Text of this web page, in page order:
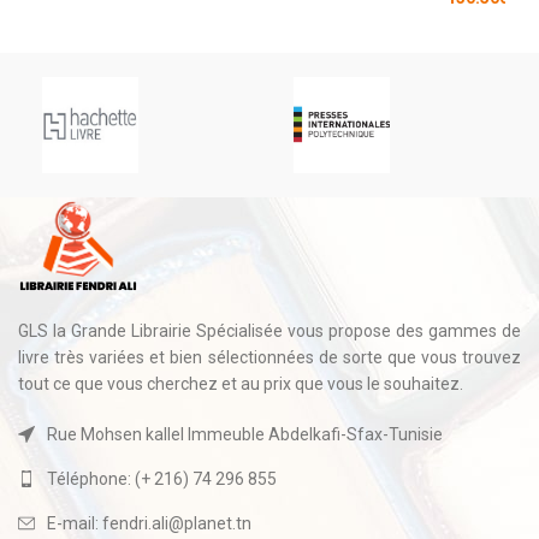
GLS la Grande Librairie Spécialisée vous propose des gammes de
livre très variées et bien sélectionnées de sorte que vous trouvez
tout ce que vous cherchez et au prix que vous le souhaitez.
Rue Mohsen kallel Immeuble Abdelkafi-Sfax-Tunisie
Téléphone: (+ 216) 74 296 855
E-mail: fendri.ali@planet.tn